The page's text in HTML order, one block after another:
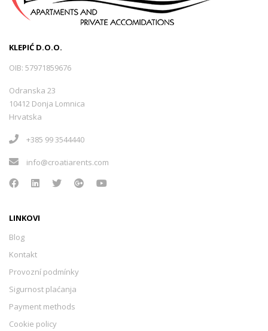
KLEPIĆ D.O.O.
OIB: 57971859676
Odranska 23
10412 Donja Lomnica
Hrvatska
+385 99 3544440
info@croatiarents.com
LINKOVI
Blog
Kontakt
Provozní podmínky
Sigurnost plaćanja
Payment methods
Cookie policy